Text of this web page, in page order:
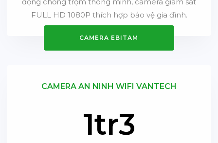
động chống trộm thông minh, camera giám sát
FULL HD 1080P thích hợp bảo vệ gia đình.
CAMERA EBITAM
CAMERA AN NINH WIFI VANTECH
1tr3